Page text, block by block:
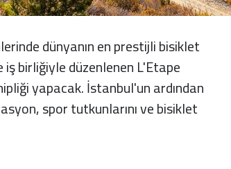
dünyanın en prestijli bisiklet
birliğiyle düzenlenen L'Etape
yapacak. İstanbul'un ardından
spor tutkunlarını ve bisiklet